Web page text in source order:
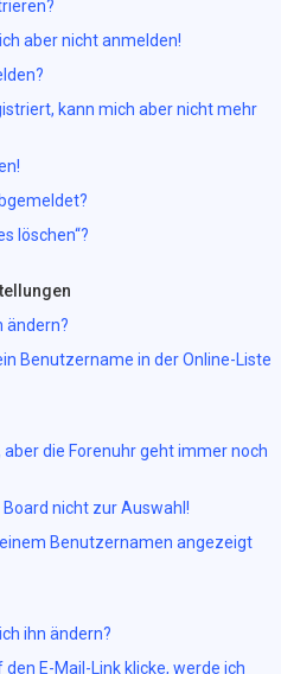
aber nicht anmelden!
kann mich aber nicht mehr
löschen“?
ändern?
Benutzername in der Online-Liste
die Forenuhr geht immer noch
nicht zur Auswahl!
Benutzernamen angezeigt
ihn ändern?
E-Mail-Link klicke, werde ich